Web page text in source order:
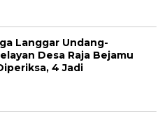
Langgar Undang-
Desa Raja Bejamu
4 Jadi